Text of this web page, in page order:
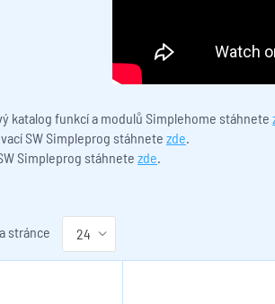
katalog funkcí a modulů Simplehome stáhnete
SW Simpleprog stáhnete zde.
Simpleprog stáhnete zde.
stránce